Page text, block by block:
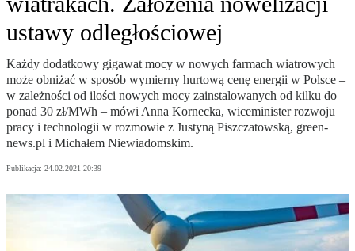
ustawy odległościowej
Każdy dodatkowy gigawat mocy w nowych farmach wiatrowych
może obniżać w sposób wymierny hurtową cenę energii w Polsce –
w zależności od ilości nowych mocy zainstalowanych od kilku do
ponad 30 zł/MWh – mówi Anna Kornecka, wiceminister rozwoju
pracy i technologii w rozmowie z Justyną Piszczatowską, green-
news.pl i Michałem Niewiadomskim.
Publikacja: 24.02.2021 20:39